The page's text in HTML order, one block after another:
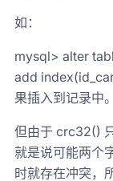
如：
mysql> alter
add
果插入到记录中。
但由于 crc32()
就是说可能两个
时就存在冲突，